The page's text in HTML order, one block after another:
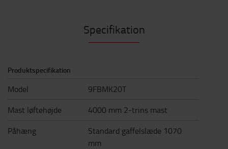
Specifikation
Produktspecifikation
Model
9FBMK20T
Mast løftehøjde
4000 mm 2-trins mast
Påhæng
Standard gaffelslæde 1070
mm